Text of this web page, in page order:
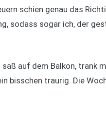
schien genau das
sodass sogar ich, der
auf dem Balkon, trank
bisschen traurig. Die